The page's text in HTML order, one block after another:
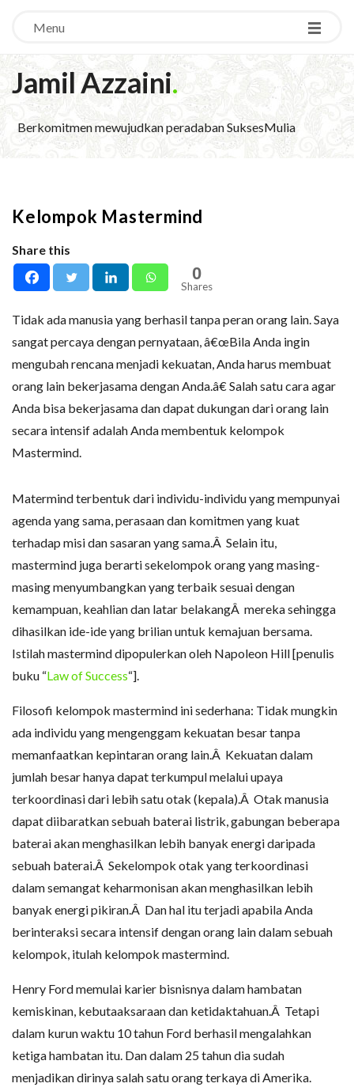
Menu
Jamil Azzaini.
Berkomitmen mewujudkan peradaban SuksesMulia
Kelompok Mastermind
Share this
0
Shares
Tidak ada manusia yang berhasil tanpa peran orang lain. Saya
sangat percaya dengan pernyataan, â€œBila Anda ingin
mengubah rencana menjadi kekuatan, Anda harus membuat
orang lain bekerjasama dengan Anda.â€ Salah satu cara agar
Anda bisa bekerjasama dan dapat dukungan dari orang lain
secara intensif adalah Anda membentuk kelompok
Mastermind.
Matermind terbentuk dari individu-individu yang mempunyai
agenda yang sama, perasaan dan komitmen yang kuat
terhadap misi dan sasaran yang sama.Â Selain itu,
mastermind juga berarti sekelompok orang yang masing-
masing menyumbangkan yang terbaik sesuai dengan
kemampuan, keahlian dan latar belakangÂ mereka sehingga
dihasilkan ide-ide yang brilian untuk kemajuan bersama.
Istilah mastermind dipopulerkan oleh Napoleon Hill [penulis
buku “Law of Success“].
Filosofi kelompok mastermind ini sederhana: Tidak mungkin
ada individu yang mengenggam kekuatan besar tanpa
memanfaatkan kepintaran orang lain.Â Kekuatan dalam
jumlah besar hanya dapat terkumpul melalui upaya
terkoordinasi dari lebih satu otak (kepala).Â Otak manusia
dapat diibaratkan sebuah baterai listrik, gabungan beberapa
baterai akan menghasilkan lebih banyak energi daripada
sebuah baterai.Â Sekelompok otak yang terkoordinasi
dalam semangat keharmonisan akan menghasilkan lebih
banyak energi pikiran.Â Dan hal itu terjadi apabila Anda
berinteraksi secara intensif dengan orang lain dalam sebuah
kelompok, itulah kelompok mastermind.
Henry Ford memulai karier bisnisnya dalam hambatan
kemiskinan, kebutaaksaraan dan ketidaktahuan.Â Tetapi
dalam kurun waktu 10 tahun Ford berhasil mengalahkan
ketiga hambatan itu. Dan dalam 25 tahun dia sudah
menjadikan dirinya salah satu orang terkaya di Amerika.